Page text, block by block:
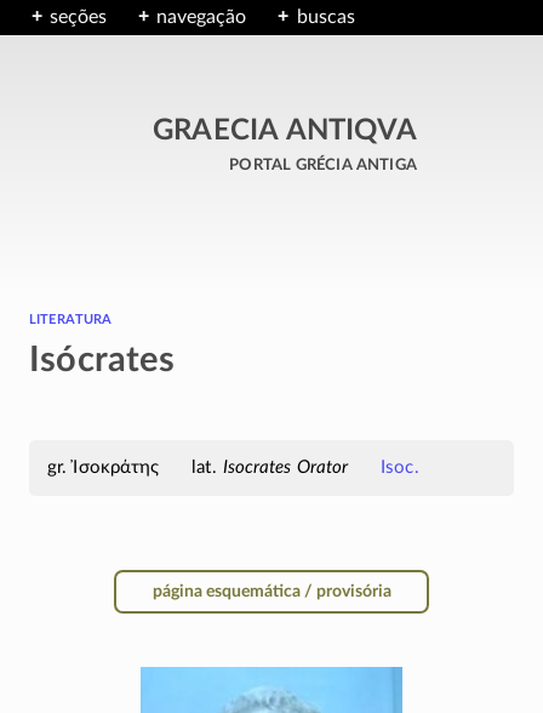
seções navegação buscas
GRAECIA ANTIQVA
portal grécia antiga
literatura
Isócrates
Ἰσοκράτης Isocrates Orator Isoc.
página esquemática / provisória